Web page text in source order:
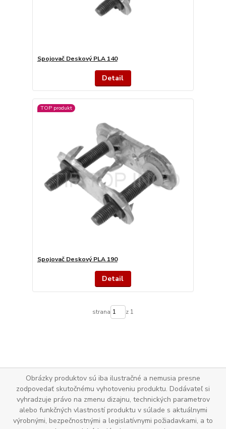
Spojovač Deskový PLA 140
Detail
TOP produkt
Spojovač Deskový PLA 190
Detail
strana z 1
Obrázky produktov sú iba ilustračné a nemusia presne
zodpovedať skutočnému vyhotoveniu produktu. Dodávateľ si
vyhradzuje právo na zmenu dizajnu, technických parametrov
alebo funkčných vlastností produktu v súlade s aktuálnymi
výrobnými, bezpečnostnými a legislatívnymi požiadavkami, a to